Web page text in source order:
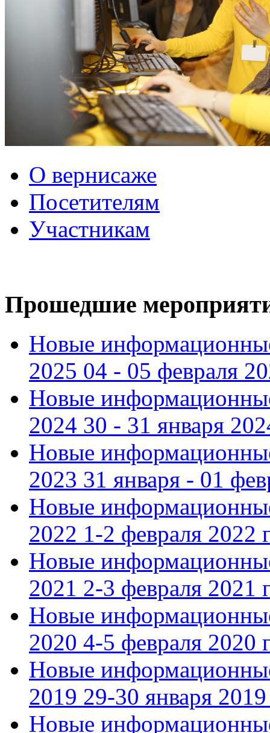
О вернисаже
Посетителям
Участникам
Прошедшие
Новые
2025 04 - 05 февраля
Новые
2024 30 - 31 января
Новые
2023 31 января - 01
Новые
2022 1-2 февраля 2022
Новые
2021 2-3 февраля 2021
Новые
2020 4-5 февраля 2020
Новые
2019 29-30 января 2019
Новые